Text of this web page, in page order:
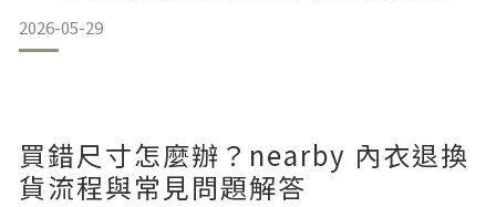
官方尺寸表並正確測量 接下來將詳細解析各款式的適用情境與
挑選步驟
2026-05-29
買錯尺寸怎麼辦？nearby 內衣退換
貨流程與常見問題解答